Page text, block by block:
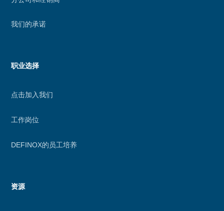
我们的承诺
职业选择
点击加入我们
工作岗位
DEFINOX的员工培养
资源